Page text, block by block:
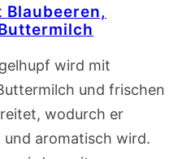
wird mit
und frischen
wodurch er
aromatisch wird.